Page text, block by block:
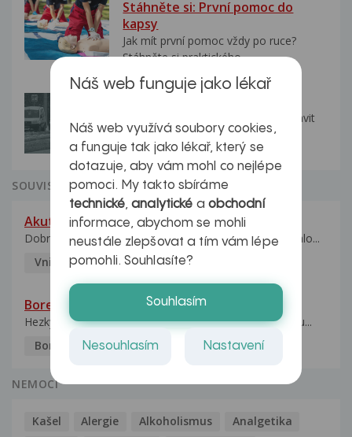
Stáhněte si: První pomoc do
kapsy
Jak mít první pomoc vždy po ruce?
Stáhněte si praktického...
Shlédněte video na téma jak se zbavit
deprese..
SOUVISEJÍCÍ DOTAZY Z PORADNY
Akutní infekce a neutrofilie
Dobry den. Pred tremi tydny se mi ze dne na den udelalo...
Vnitřní lékařství
22.4.2017
Borelióza
Hezký večer, prosím o radu, nikdy jsem se s boreliózou...
Borelioza
29.3.2017 Pavlina
NEMOCI
Kašel Alergie Alkoholismus
Analgetika
Náš web funguje jako lékař
Náš web využívá soubory cookies,
a funguje tak jako lékař, který se
dotazuje, aby vám mohl co nejlépe
pomoci. My takto sbíráme
technické,analytické a obchodní
informace, abychom se mohli
neustále zlepšovat a tím vám lépe
pomohli. Souhlasíte?
Souhlasím
Nesouhlasím Nastavení